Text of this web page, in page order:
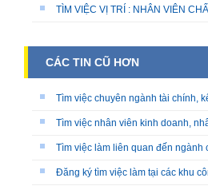
TÌM VIỆC VỊ TRÍ : NHÂN VIÊN
CÁC TIN CŨ HƠN
Tìm việc chuyên ngành tài chính,
Tìm việc nhân viên kinh doanh,
Tìm việc làm liên quan đến ngành
Đăng ký tìm việc làm tại các khu